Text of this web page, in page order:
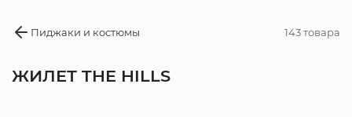
Пиджаки и костюмы 143 товара
ЖИЛЕТ THE HILLS